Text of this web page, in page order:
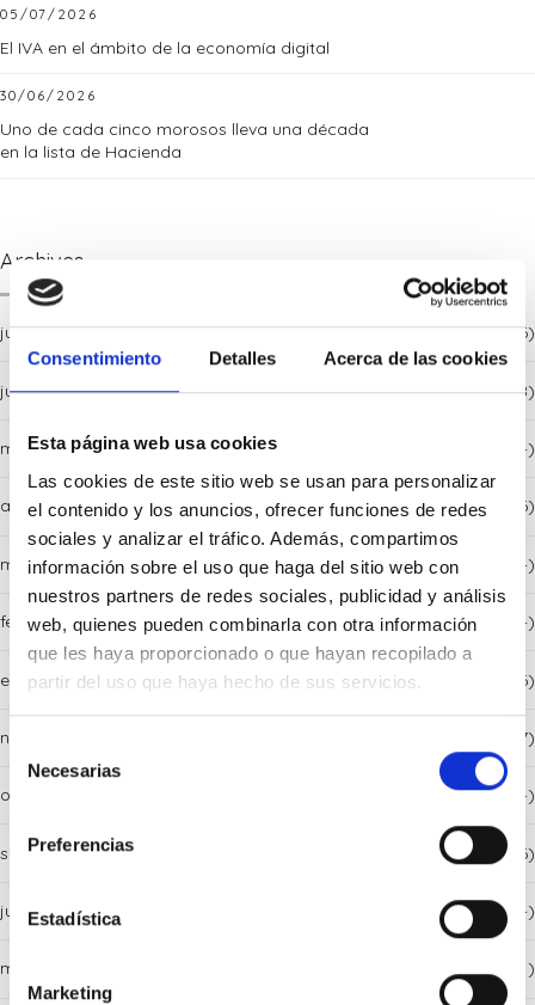
Consentimiento Detalles Acerca de las cookies
Esta página web usa cookies
Las cookies de este sitio web se usan para personalizar
el contenido y los anuncios, ofrecer funciones de redes
sociales y analizar el tráfico. Además, compartimos
información sobre el uso que haga del sitio web con
nuestros partners de redes sociales, publicidad y análisis
web, quienes pueden combinarla con otra información
que les haya proporcionado o que hayan recopilado a
partir del uso que haya hecho de sus servicios.
consentimiento
Necesarias
Preferencias
Estadística
Marketing
05/07/2026
El IVA en el ámbito de la economía digital
30/06/2026
Uno de cada cinco morosos lleva una década
en la lista de Hacienda
Archives
julio 2026 (6)
junio 2026 (8)
mayo 2026 (4)
abril 2026 (6)
marzo 2026 (4)
febrero 2026 (4)
enero 2026 (6)
noviembre 2025 (7)
octubre 2025 (4)
septiembre 2025 (6)
julio 2025 (4)
mayo 2025 (1)